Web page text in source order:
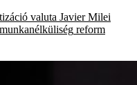
valuta Javier Milei
munkanélküliség reform